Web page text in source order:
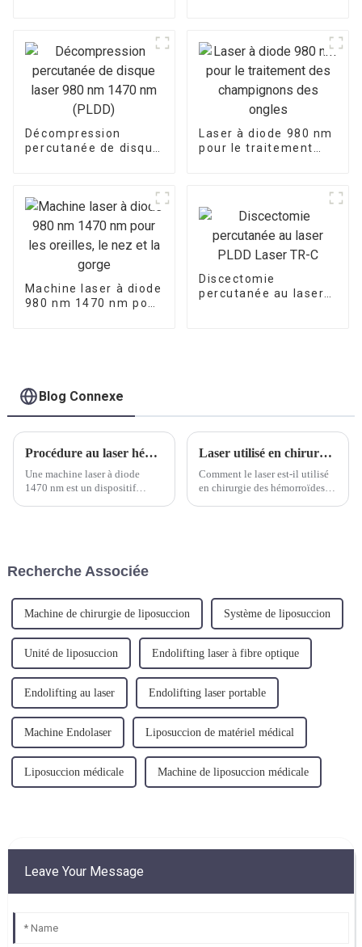
Décompression
percutanée de disque
Laser à diode 980 nm
pour le traitement
Machine laser à diode
980 nm 1470 nm pour
Discectomie
percutanée au laser
Blog Connexe
Procédure au laser hémorroïde (LHP)
Une machine laser à diode
1470 nm est un dispositif
sont des veines enflées dans...
Laser utilisé en chirurgie des hémorroïdes.
Comment le laser est-il utilisé
en chirurgie des hémorroïdes ?
Recherche Associée
Machine de chirurgie de liposuccion Système de liposuccion
Unité de liposuccion Endolifting laser à fibre optique
Endolifting au laser Endolifting laser portable
Machine Endolaser Liposuccion de matériel médical
Liposuccion médicale Machine de liposuccion médicale
Leave Your Message